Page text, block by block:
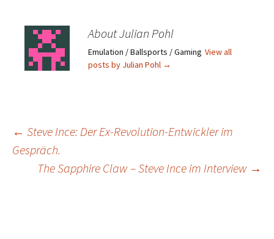
About Julian Pohl
Emulation / Ballsports / Gaming View all
posts by Julian Pohl →
Post
navigation
← Steve Ince: Der Ex-Revolution-Entwickler im
Gespräch.
The Sapphire Claw – Steve Ince im Interview →